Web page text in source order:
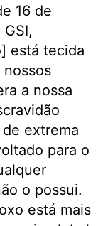
16 de
está tecida
nossos
a nossa
extrema
para o
o possui.
está mais